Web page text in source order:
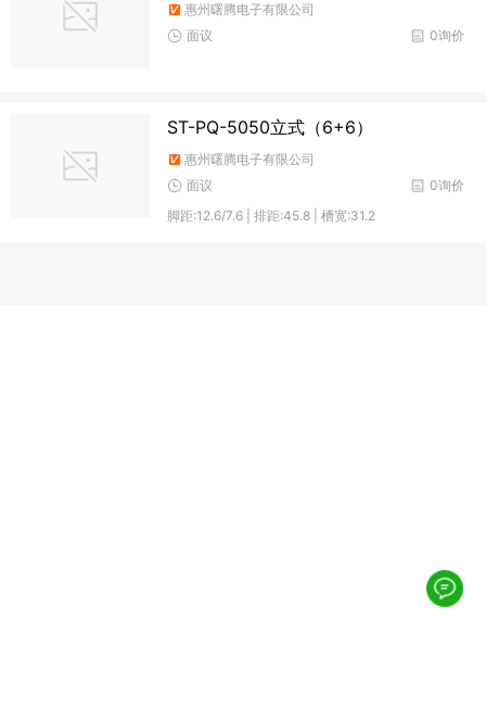
惠州曙腾电子有限公司
0询价
面议
ST-PQ-5050立式（6+6）
惠州曙腾电子有限公司
0询价
面议
脚距:12.6/7.6 | 排距:45.8 | 槽宽:31.2